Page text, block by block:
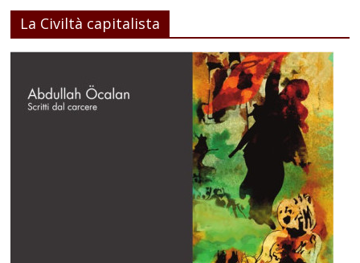
La Civiltà capitalista